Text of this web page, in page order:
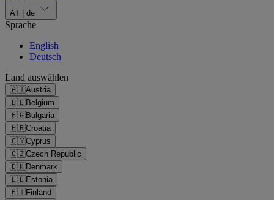
AT de
Sprache
English
Deutsch
Land auswählen
🇦🇹Austria
🇧🇪Belgium
🇧🇬Bulgaria
🇭🇷Croatia
🇨🇾Cyprus
🇨🇿Czech Republic
🇩🇰Denmark
🇪🇪Estonia
🇫🇮Finland